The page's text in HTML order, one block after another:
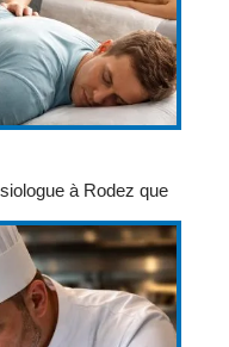
à Rodez que